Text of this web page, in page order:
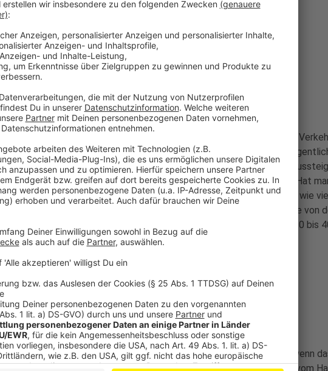
der Scheibe oder hinterher per Post.
Anzeige
Auf Schilder achten
Anzeige
Wir haben mit Arndt Kempgens gesprochen. Er ist Fachanwalt für
dass ein großes Schild auf Parkplätzen stehen muss, dass man
kann. Heißt also: Beim Parken Augen offenhalten und nach dem
umschauen, ob irgendwo ein Schild steht und was da draufsteht. Hat
es teuer werden. Prinzipiell darf jeder Betreiber selbst festlegen, wie
Parkverstoß berechnet. Allgemein gilt aber, maximal das Doppelte von
berechnet würde. Laut Bußgeldkatalog wären das je nach Dauer 20 bis
Anzeige
In zwei Fällen muss das Knöllchen nicht bezahlt werden. Einmal, wenn
nicht lesbar war. Die zweite Möglichkeit ist, wenn das Auto nicht vom